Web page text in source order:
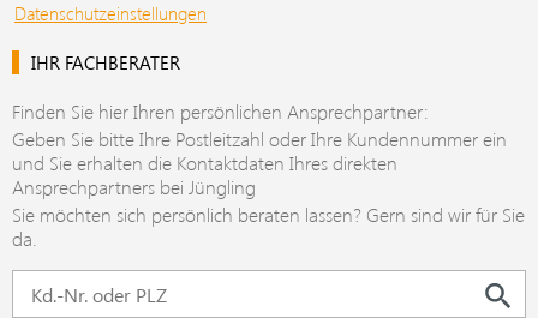
Datenschutzeinstellungen
IHR FACHBERATER
Finden Sie hier Ihren persönlichen Ansprechpartner:
Geben Sie bitte Ihre Postleitzahl oder Ihre Kundennummer ein
und Sie erhalten die Kontaktdaten Ihres direkten
Ansprechpartners bei Jüngling
Sie möchten sich persönlich beraten lassen? Gern sind wir für Sie
da.